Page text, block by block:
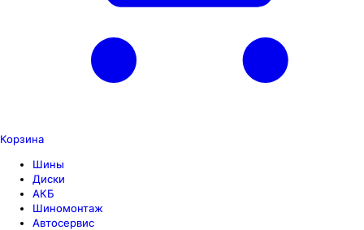
Корзина
Шины
Диски
АКБ
Шиномонтаж
Автосервис